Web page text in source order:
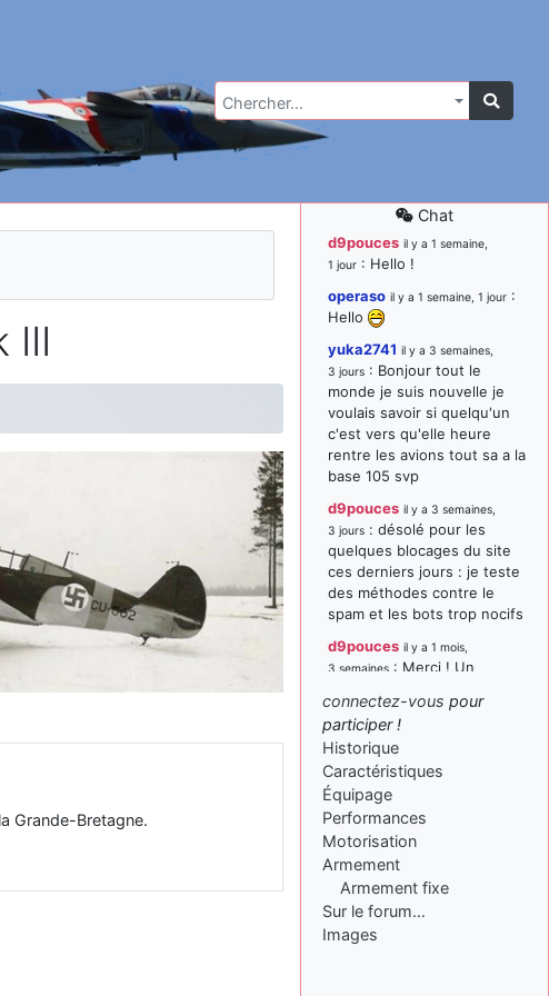
Chercher…
III
Grande-Bretagne.
Chat
d9pouces il y a 1 semaine,
1 jour : Hello !
operaso il y a 1 semaine, 1 jour :
Hello
yuka2741 il y a 3 semaines,
3 jours : Bonjour tout le
monde je suis nouvelle je
voulais savoir si quelqu'un
c'est vers qu'elle heure
rentre les avions tout sa a la
base 105 svp
d9pouces il y a 3 semaines,
3 jours : désolé pour les
quelques blocages du site
ces derniers jours : je teste
des méthodes contre le
spam et les bots trop nocifs
d9pouces il y a 1 mois,
3 semaines : Merci ! Un
paxwax il y a 1 mois, 3 semaines
Super, la nouvelle bannière
d9pouces il y a 2 mois,
1 semaine: je suis un
avion@,._,+ > lesquels ? je
ne suis pas sûr de
comprendre
d9pouces il y a 2 mois,
1 semaine: ouakamois > si tu
parles du sujet sur l'Armée
connectez-vous pour
participer !
Historique
Caractéristiques
Équipage
Performances
Motorisation
Armement
Armement fixe
Sur le forum…
Images